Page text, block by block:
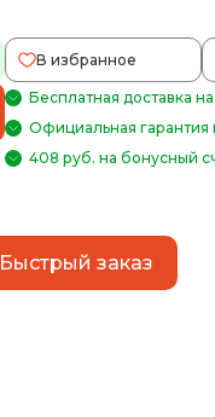
В избранное
Бесплатная доставка
Официальная гарантия
408 руб. на бонусный
Быстрый заказ